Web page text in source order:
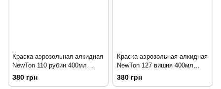
Краска аэрозольная алкидная
NewTon 110 рубин 400мл
149283
380 грн
Краска аэрозольная алкидная
NewTon 127 вишня 400мл
149206
380 грн